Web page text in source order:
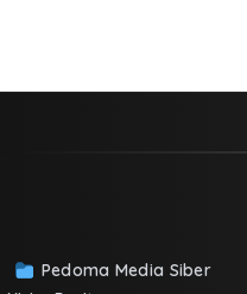
Pedoma Media Siber